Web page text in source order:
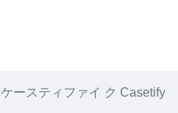
ケースティファイ ク Casetify